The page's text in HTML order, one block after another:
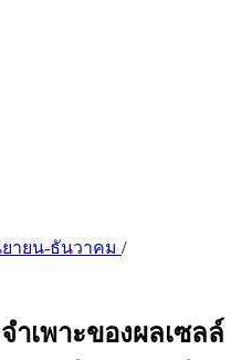
ยายน-ธันวาคม /
ำเพาะของผลเซลล์